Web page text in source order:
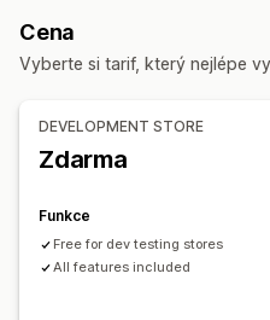
Dynamické nacenění
Nástroj Editor
Převod měny
Spouštěče a pravidla
Na základě produktů
Na základě hmotnosti PSČ
Cena
Vyberte si tarif, který nejlépe
DEVELOPMENT STORE
Zdarma
Funkce
Free for dev testing stores
All features included